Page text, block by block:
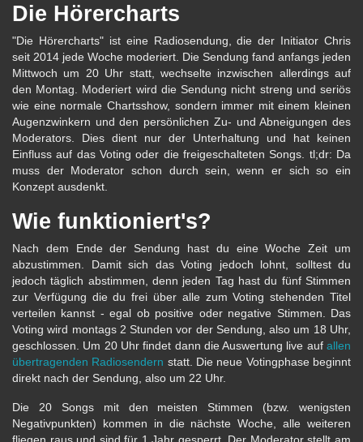
Die Hörercharts
"Die Hörercharts" ist eine Radiosendung, die der Initiator Chris
seit 2014 jede Woche moderiert. Die Sendung fand anfangs jeden
Mittwoch um 20 Uhr statt, wechselte inzwischen allerdings auf
den Montag. Moderiert wird die Sendung nicht streng und seriös
wie eine normale Chartsshow, sondern immer mit einem kleinen
Augenzwinkern und den persönlichen Zu- und Abneigungen des
Moderators. Dies dient nur der Unterhaltung und hat keinen
Einfluss auf das Voting oder die freigeschalteten Songs. tl;dr: Da
muss der Moderator schon durch sein, wenn er sich so ein
Konzept ausdenkt.
Wie funktioniert's?
Nach dem Ende der Sendung hast du eine Woche Zeit um
abzustimmen. Damit sich das Voting jedoch lohnt, solltest du
jedoch täglich abstimmen, denn jeden Tag hast du fünf Stimmen
zur Verfügung die du frei über alle zum Voting stehenden Titel
verteilen kannst - egal ob positive oder negative Stimmen. Das
Voting wird montags 2 Stunden vor der Sendung, also um 18 Uhr,
geschlossen. Um 20 Uhr findet dann die Auswertung live auf allen
übertragenden Radiosendern statt. Die neue Votingphase beginnt
direkt nach der Sendung, also um 22 Uhr.
Die 20 Songs mit den meisten Stimmen (bzw. wenigsten
Negativpunkten) kommen in die nächste Woche, alle weiteren